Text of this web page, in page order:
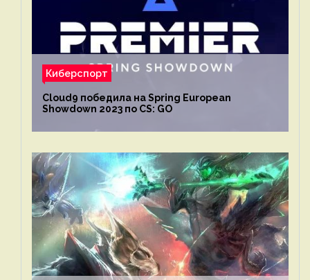
Киберспорт
Cloud9 победила на Spring European
Showdown 2023 по CS: GO